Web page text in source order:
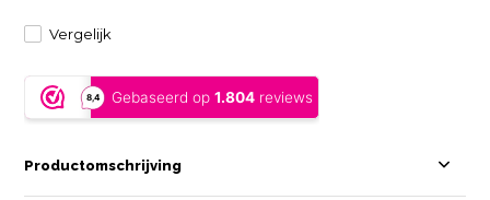
Vergelijk
Productomschrijving